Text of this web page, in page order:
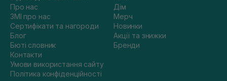
Про нас
ЗМІ про нас
Сертифікати та нагороди
Блог
Бюті словник
Контакти
Умови використання сайту
Політика конфіденційності
Дім
Мерч
Новинки
Акції та знижки
Бренди